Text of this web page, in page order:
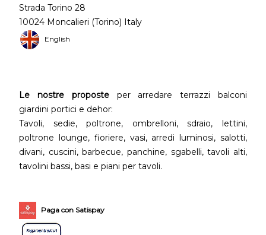
Strada Torino 28
10024 Moncalieri (Torino) Italy
English
Le nostre proposteper arredare terrazzi balconi
giardini portici e dehor:
Tavoli, sedie, poltrone, ombrelloni, sdraio, lettini,
poltrone lounge, fioriere, vasi, arredi luminosi, salotti,
divani, cuscini, barbecue, panchine, sgabelli, tavoli alti,
tavolini bassi, basi e piani per tavoli.
Paga con Satispay